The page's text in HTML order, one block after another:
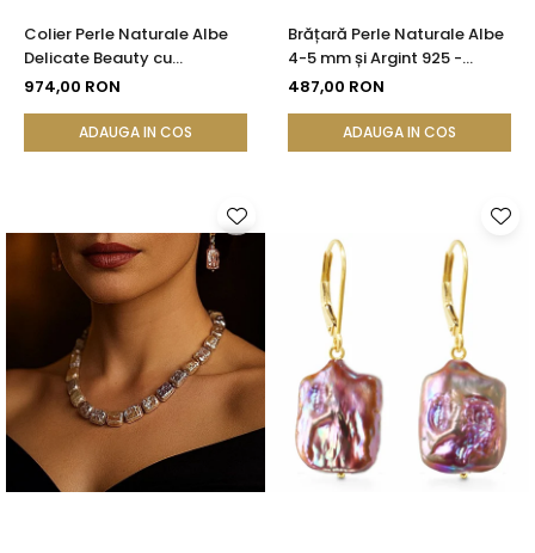
Colier Perle Naturale Albe
Delicate Beauty cu
Închizătoare Argint |
974,00 RON
ADAUGA IN COS
Brățară Perle Naturale Albe
4-5 mm și Argint 925 -
Delicate Beauty |
487,00 RON
ADAUGA IN COS